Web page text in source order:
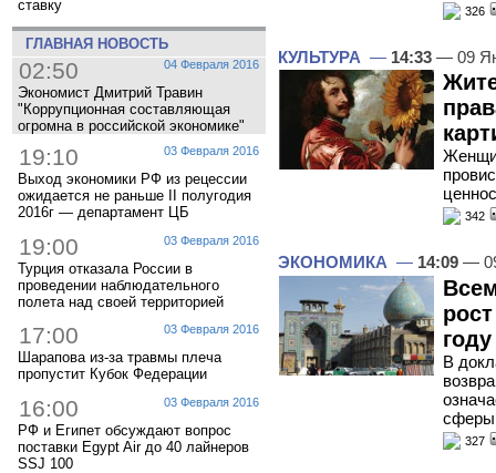
ставку
ГЛАВНАЯ НОВОСТЬ
04 Февраля 2016
02:50
Экономист Дмитрий Травин
"Коррупционная составляющая
огромна в российской экономике"
03 Февраля 2016
19:10
Выход экономики РФ из рецессии
ожидается не раньше II полугодия
2016г — департамент ЦБ
03 Февраля 2016
19:00
Турция отказала России в
проведении наблюдательного
полета над своей территорией
03 Февраля 2016
17:00
Шарапова из-за травмы плеча
пропустит Кубок Федерации
03 Февраля 2016
16:00
РФ и Египет обсуждают вопрос
поставки Egypt Air до 40 лайнеров
SSJ 100
326
КУЛЬТУРА — 14:33 — 09
342
ЭКОНОМИКА — 14:09 —
году
В
сферы
327